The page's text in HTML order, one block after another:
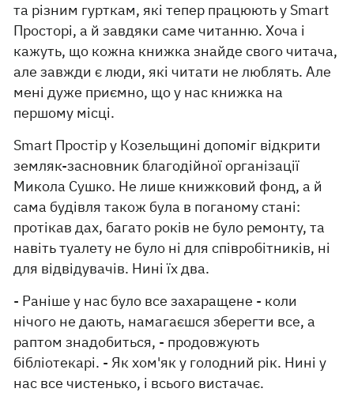
та різним гурткам, які тепер працюють у Smart
Просторі, а й завдяки саме читанню. Хоча і
кажуть, що кожна книжка знайде свого читача,
але завжди є люди, які читати не люблять. Але
мені дуже приємно, що у нас книжка на
першому місці.
Smart Простір у Козельщині допоміг відкрити
земляк-засновник благодійної організації
Микола Сушко. Не лише книжковий фонд, а й
сама будівля також була в поганому стані:
протікав дах, багато років не було ремонту, та
навіть туалету не було ні для співробітників, ні
для відвідувачів. Нині їх два.
- Раніше у нас було все захаращене - коли
нічого не дають, намагаєшся зберегти все, а
раптом знадобиться, - продовжують
бібліотекарі. - Як хом'як у голодний рік. Нині у
нас все чистенько, і всього вистачає.